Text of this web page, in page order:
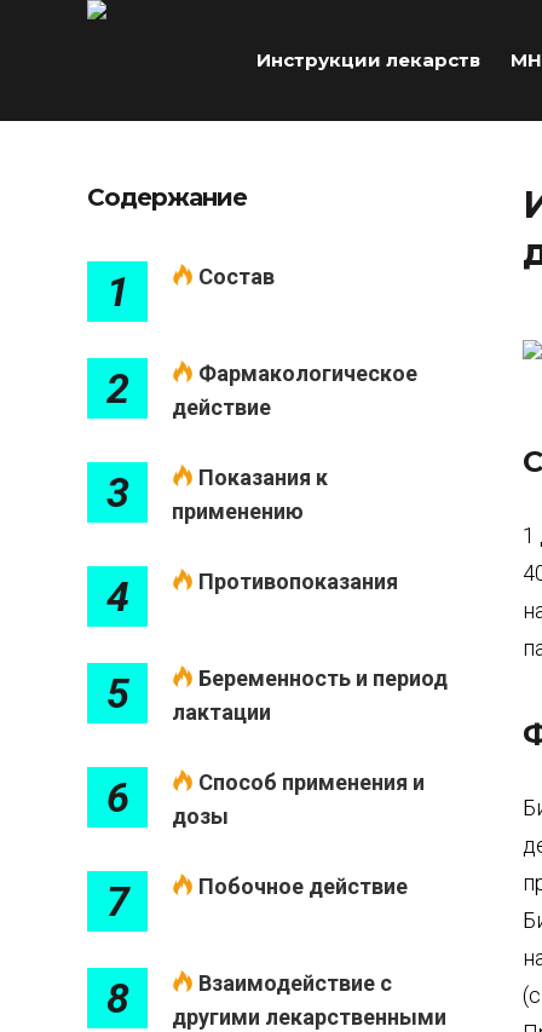
Инструкции лекарств
1
Содержание
1 Состав
2
Фармакологическое
действие
3
Показания к
применению
4 Противопоказания
5
Беременность и период
лактации
6
Способ применения и
дозы
7 Побочное действие
8
Взаимодействие с
другими лекарственными